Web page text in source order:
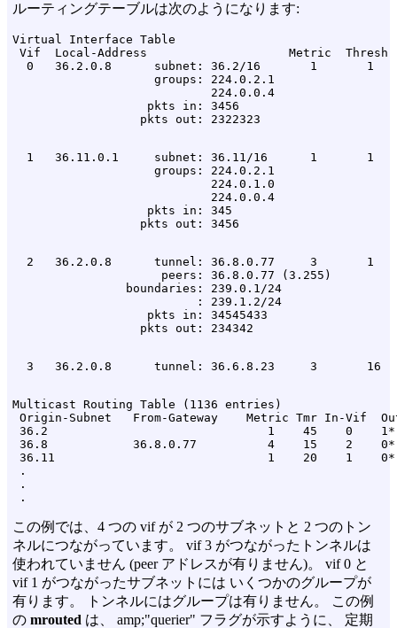
ルーティングテーブルは次のようになります:
Virtual Interface Table
Vif  Local-Address                    Metric  Thresh
0   36.2.0.8      subnet: 36.2/16       1       1
                    groups: 224.0.2.1
                            224.0.0.4
                   pkts in: 3456
1   36.11.0.1     subnet: 36.11/16      1       1
                    groups: 224.0.2.1
                            224.0.1.0
                            224.0.0.4
                   pkts in: 345
  2   36.2.0.8      tunnel: 36.8.0.77     3       1
                     peers: 36.8.0.77 (3.255)
                boundaries: 239.0.1/24
                          : 239.1.2/24
                   pkts in: 34545433
Multicast Routing Table (1136 entries)
Origin-Subnet   From-Gateway    Metric Tmr In-Vif
36.2                               1    45    0    1*
36.8            36.8.0.77          4    15    2    0*
36.11                              1    20    1    0*
.
.
この例では、4 つの vif が 2 つのサブネットと 2 つのトン
ネルにつながっています。 vif 3 がつながったトンネルは
使われていません (peer アドレスが有りません)。 vif 0 と
vif 1 がつながったサブネットには いくつかのグループが
有ります。 トンネルにはグループは有りません。 この例
の mrouted は、 amp;"querier" フラグが示すように、 定期